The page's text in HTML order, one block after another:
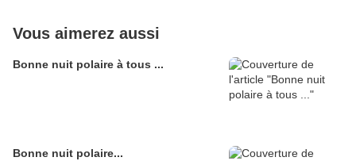
Vous aimerez aussi
Bonne nuit polaire à tous ...
Bonne nuit polaire...